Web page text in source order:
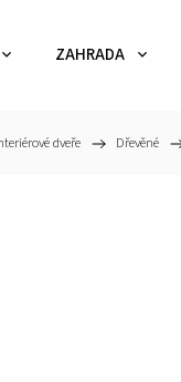
ZAHRADA
dveře / Dřevěné /